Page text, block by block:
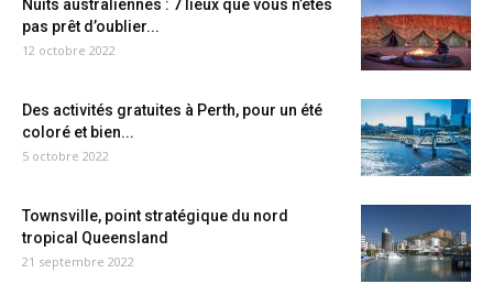
Nuits australiennes : 7 lieux que vous n’êtes
pas prêt d’oublier...
12 octobre 2022
Des activités gratuites à Perth, pour un été
coloré et bien...
5 octobre 2022
Townsville, point stratégique du nord
tropical Queensland
21 septembre 2022